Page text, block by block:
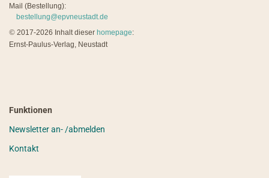
Mail (Bestellung):
bestellung@epvneustadt.de
© 2017-2026 Inhalt dieser homepage:
Ernst-Paulus-Verlag, Neustadt
Funktionen
Newsletter an- /abmelden
Kontakt